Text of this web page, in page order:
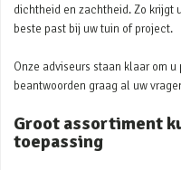
dichtheid en zachtheid. Zo krijgt
beste past bij uw tuin of project.
Onze adviseurs staan klaar om
beantwoorden graag al uw
Groot assortiment
toepassing